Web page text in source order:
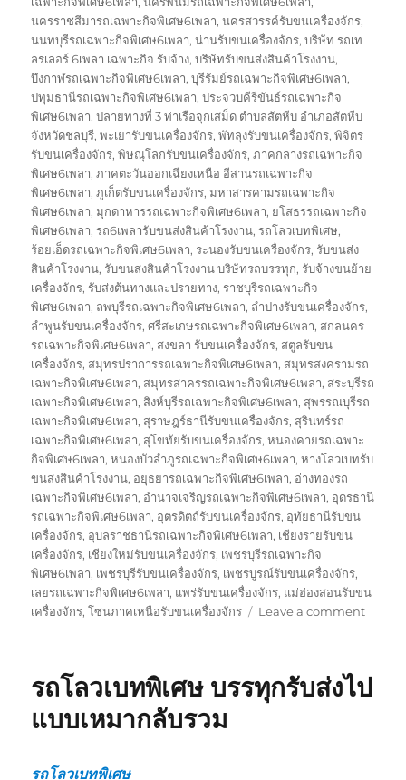
นครราชสีมารถเฉพาะกิจพิเศษ6เพลา,นครสวรรค์รับขนเครื่องจักร,
นนทบุรีรถเฉพาะกิจพิเศษ6เพลา,น่านรับขนเครื่องจักร,บริษัท รถเท
ลรเลอร์ 6เพลา เฉพาะกิจ รับจ้าง,บริษัทรับขนส่งสินค้าโรงงาน,
บึงกาฬรถเฉพาะกิจพิเศษ6เพลา,บุรีรัมย์รถเฉพาะกิจพิเศษ6เพลา,
ปทุมธานีรถเฉพาะกิจพิเศษ6เพลา,ประจวบคีรีขันธ์รถเฉพาะกิจ
พิเศษ6เพลา,ปลายทางที่ 3 ท่าเรือจุกเสม็ด ตำบลสัตหีบ อำเภอสัตหีบ
จังหวัดชลบุรี,พะเยารับขนเครื่องจักร,พัทลุงรับขนเครื่องจักร,พิจิตร
รับขนเครื่องจักร,พิษณุโลกรับขนเครื่องจักร,ภาคกลางรถเฉพาะกิจ
พิเศษ6เพลา,ภาคตะวันออกเฉียงเหนือ อีสานรถเฉพาะกิจ
พิเศษ6เพลา,ภูเก็ตรับขนเครื่องจักร,มหาสารคามรถเฉพาะกิจ
พิเศษ6เพลา,มุกดาหารรถเฉพาะกิจพิเศษ6เพลา, ยโสธรรถเฉพาะกิจ
พิเศษ6เพลา,รถ6เพลารับขนส่งสินค้าโรงงาน,รถโลวเบทพิเศษ,
ร้อยเอ็ดรถเฉพาะกิจพิเศษ6เพลา,ระนองรับขนเครื่องจักร,รับขนส่ง
สินค้าโรงงาน,รับขนส่งสินค้าโรงงาน บริษัทรถบรรทุก,รับจ้างขนย้าย
เครื่องจักร,รับส่งต้นทางและปรายทาง,ราชบุรีรถเฉพาะกิจ
พิเศษ6เพลา, ลพบุรีรถเฉพาะกิจพิเศษ6เพลา, ลำปางรับขนเครื่องจักร,
ลำพูนรับขนเครื่องจักร,ศรีสะเกษรถเฉพาะกิจพิเศษ6เพลา, สกลนคร
รถเฉพาะกิจพิเศษ6เพลา, สงขลา รับขนเครื่องจักร, สตูลรับขน
เครื่องจักร, สมุทรปราการรถเฉพาะกิจพิเศษ6เพลา, สมุทรสงครามรถ
เฉพาะกิจพิเศษ6เพลา, สมุทรสาครรถเฉพาะกิจพิเศษ6เพลา, สระบุรีรถ
เฉพาะกิจพิเศษ6เพลา, สิงห์บุรีรถเฉพาะกิจพิเศษ6เพลา, สุพรรณบุรีรถ
เฉพาะกิจพิเศษ6เพลา, สุราษฎร์ธานีรับขนเครื่องจักร, สุรินทร์รถ
เฉพาะกิจพิเศษ6เพลา, สุโขทัยรับขนเครื่องจักร,หนองคายรถเฉพาะ
กิจพิเศษ6เพลา,หนองบัวลำภูรถเฉพาะกิจพิเศษ6เพลา,หางโลวเบทรับ
ขนส่งสินค้าโรงงาน, อยุธยารถเฉพาะกิจพิเศษ6เพลา, อ่างทองรถ
เฉพาะกิจพิเศษ6เพลา, อำนาจเจริญรถเฉพาะกิจพิเศษ6เพลา, อุดรธานี
รถเฉพาะกิจพิเศษ6เพลา, อุตรดิตถ์รับขนเครื่องจักร, อุทัยธานีรับขน
เครื่องจักร, อุบลราชธานีรถเฉพาะกิจพิเศษ6เพลา, เชียงรายรับขน
เครื่องจักร, เชียงใหม่รับขนเครื่องจักร, เพชรบุรีรถเฉพาะกิจ
พิเศษ6เพลา, เพชรบุรีรับขนเครื่องจักร, เพชรบูรณ์รับขนเครื่องจักร,
เลยรถเฉพาะกิจพิเศษ6เพลา, แพร่รับขนเครื่องจักร, แม่ฮ่องสอนรับขน
เครื่องจักร,โซนภาคเหนือรับขนเครื่องจักร Leave a commenton
รถโลวเบทพิเศษ บรรทุกรับส่งไป
แบบเหมากลับรวม
รถโลวเบทพิเศษ